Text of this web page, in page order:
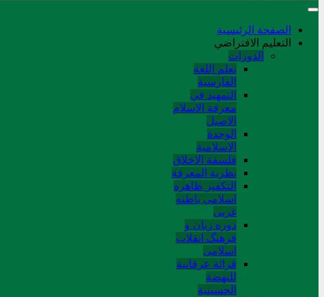
الصفحة الرئيسية
التعليم الافتراضي
الدورات
تعلم اللغة
الفارسیة
التمهید في
معرفة الاسلام
الاصیل
الوحدة
الاسلامیة
فلسفة الاخلاق
نظریة المعرفة
التکفیر ظاهره
اسلامی باطنه
غربی
دوره زبان و
فرهنگ انقلاب
اسلامی
قرائة عرفانیة
للنهضة
الحسینیة